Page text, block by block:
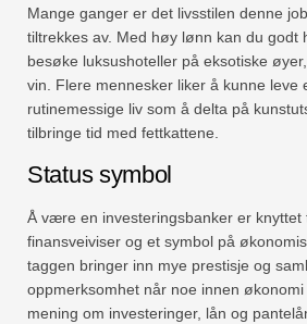
Mange ganger er det livsstilen denne
tiltrekkes av. Med høy lønn kan du godt
besøke luksushoteller på eksotiske
vin. Flere mennesker liker å kunne leve
rutinemessige liv som å delta på
tilbringe tid med fettkattene.
Status symbol
Å være en investeringsbanker er
finansveiviser og et symbol på
taggen bringer inn mye prestisje og
oppmerksomhet når noe innen økonomi
mening om investeringer, lån og